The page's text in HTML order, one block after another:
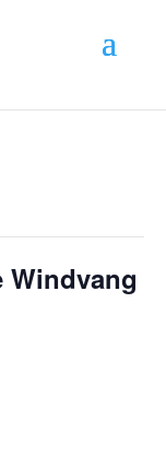
Windvang